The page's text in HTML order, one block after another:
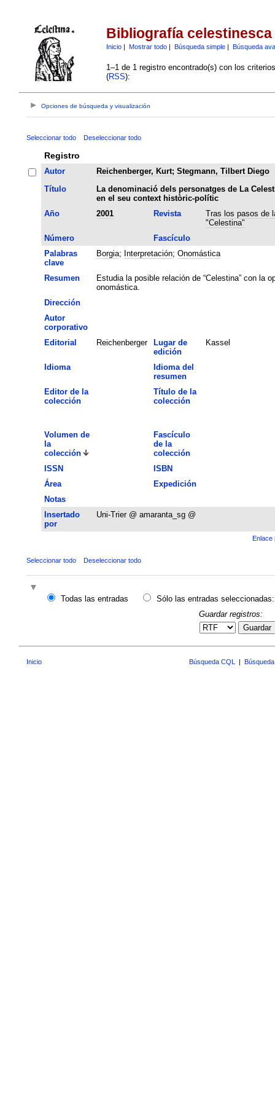
Bibliografía celestinesca
Inicio| Mostrar todo| Búsqueda simple| Búsqueda
1–1 de 1 registro encontrado(s) con los
(RSS):
Opciones de búsqueda y visualización
Seleccionar todo Deseleccionar todo
Registro
Autor Reichenberger, Kurt; Stegmann, Tilbert Diego
Título
La denominació dels personatges de La
en el seu context històric-polític
Año
2001 Revista
Tras los pasos de
"Celestina"
Número
Fascículo
Palabras
clave
Borgia; Interpretación; Onomástica
Resumen
Estudia la posible relación de “Celestina” con la
onomástica.
Dirección
Autor
corporativo
Editorial
Reichenberger
Lugar de
edición
Kassel
Idioma
Idioma del
resumen
Editor de la
colección
Título de la
colección
Volumen de
la
colección
Fascículo
de la
colección
ISSN
ISBN
Área
Expedición
Notas
Insertado
por
Uni-Trier @ amaranta_sg @
Enlace
Seleccionar todo Deseleccionar todo
Todas las entradas
Sólo las entradas seleccionadas:
Guardar registros:
Guardar
Inicio Búsqueda CQL